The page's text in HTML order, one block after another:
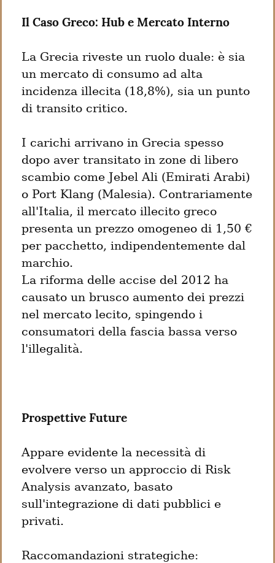
Il Caso Greco: Hub e Mercato Interno
La Grecia riveste un ruolo duale: è sia
un mercato di consumo ad alta
incidenza illecita (18,8%), sia un punto
di transito critico.
I carichi arrivano in Grecia spesso
dopo aver transitato in zone di libero
scambio come Jebel Ali (Emirati Arabi)
o Port Klang (Malesia). Contrariamente
all'Italia, il mercato illecito greco
presenta un prezzo omogeneo di 1,50 €
per pacchetto, indipendentemente dal
marchio.
La riforma delle accise del 2012 ha
causato un brusco aumento dei prezzi
nel mercato lecito, spingendo i
consumatori della fascia bassa verso
l'illegalità.
Prospettive Future
Appare evidente la necessità di
evolvere verso un approccio di Risk
Analysis avanzato, basato
sull'integrazione di dati pubblici e
privati.
Raccomandazioni strategiche: